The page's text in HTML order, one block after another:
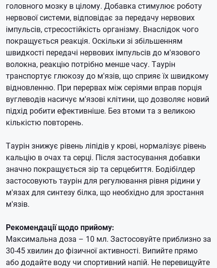
головного мозку в цілому. Добавка стимулює роботу
нервової системи, відповідає за передачу нервових
імпульсів, стресостійкість організму. Внаслідок чого
покращується реакція. Оскільки зі збільшенням
швидкості передачі нервових імпульсів до м'язового
волокна, реакцію потрібно менше часу. Таурін
транспортує глюкозу до м'язів, що сприяє їх швидкому
відновленню. При перервах між серіями вправ порція
вуглеводів насичує м'язові клітини, що дозволяє новий
підхід робити ефективніше. Без втоми та з великою
кількістю повторень.
Таурін знижує рівень ліпідів у крові, нормалізує рівень
кальцію в очах та серці. Після застосування добавки
значно покращується зір та серцебиття. Бодібілдер
застосовують таурін для регулювання рівня рідини у
м'язах для синтезу білка, що необхідно для зростання
м'язів.
Рекомендації щодо прийому:
Максимальна доза – 10 мл. Застосовуйте приблизно за
30-45 хвилин до фізичної активності. Випийте прямо
або додайте воду чи спортивний напій. Не перевищуйте